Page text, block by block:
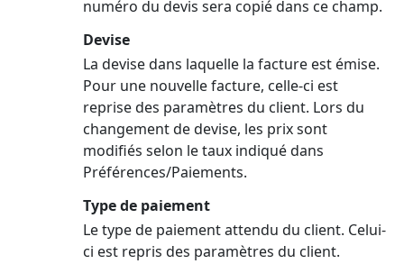
numéro du devis sera copié dans ce champ.
Devise
La devise dans laquelle la facture est émise.
Pour une nouvelle facture, celle-ci est
reprise des paramètres du client. Lors du
changement de devise, les prix sont
modifiés selon le taux indiqué dans
Préférences/Paiements.
Type de paiement
Le type de paiement attendu du client. Celui-
ci est repris des paramètres du client.